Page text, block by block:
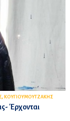
, ΚΟΥΓΙΟΥΜΟΥΤΖΑΚΗΣ
Έρχονται